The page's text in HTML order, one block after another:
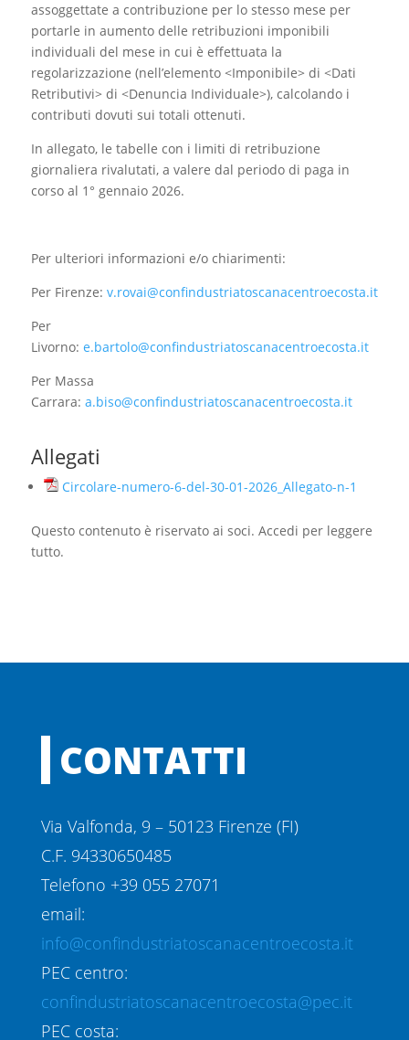
assoggettate a contribuzione per lo stesso mese per
portarle in aumento delle retribuzioni imponibili
individuali del mese in cui è effettuata la
regolarizzazione (nell’elemento <Imponibile> di <Dati
Retributivi> di <Denuncia Individuale>), calcolando i
contributi dovuti sui totali ottenuti.
In allegato, le tabelle con i limiti di retribuzione
giornaliera rivalutati, a valere dal periodo di paga in
corso al 1° gennaio 2026.
Per ulteriori informazioni e/o chiarimenti:
Per Firenze: v.rovai@confindustriatoscanacentroecosta.it
Per
Livorno: e.bartolo@confindustriatoscanacentroecosta.it
Per Massa
Carrara: a.biso@confindustriatoscanacentroecosta.it
Allegati
Circolare-numero-6-del-30-01-2026_Allegato-n-1
Questo contenuto è riservato ai soci. Accedi per leggere
tutto.
CONTATTI
Via Valfonda, 9 – 50123 Firenze (FI)
C.F. 94330650485
Telefono +39 055 27071
email:
info@confindustriatoscanacentroecosta.it
PEC centro:
confindustriatoscanacentroecosta@pec.it
PEC costa: